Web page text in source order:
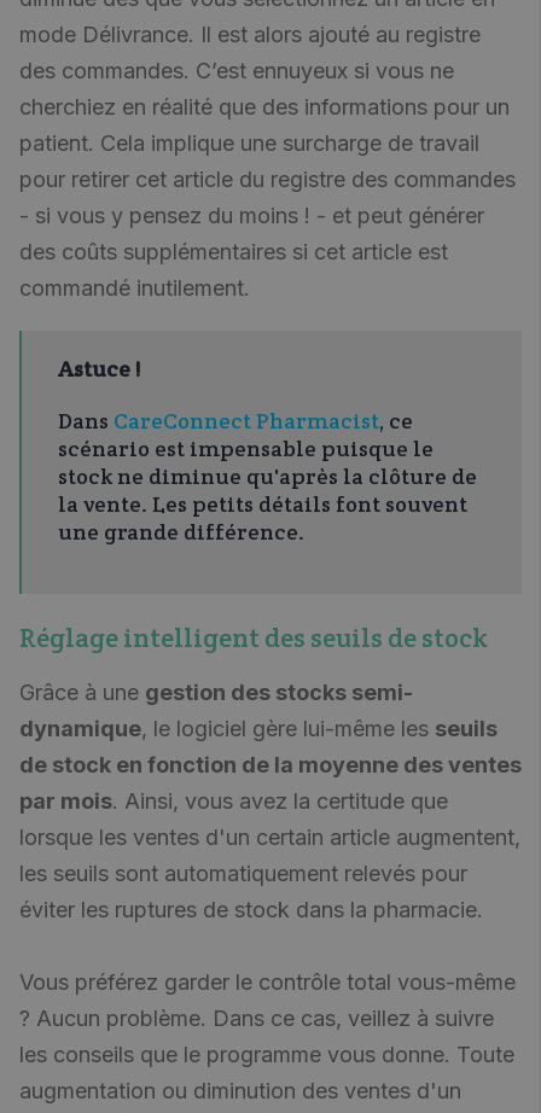
mode Délivrance. Il est alors ajouté au registre
des commandes. C’est ennuyeux si vous ne
cherchiez en réalité que des informations pour un
patient. Cela implique une surcharge de travail
pour retirer cet article du registre des commandes
- si vous y pensez du moins ! - et peut générer
des coûts supplémentaires si cet article est
commandé inutilement.
Astuce !
Dans CareConnect Pharmacist, ce
scénario est impensable puisque le
stock ne diminue qu'après la clôture de
la vente. Les petits détails font souvent
une grande différence.
Réglage intelligent des seuils de stock
Grâce à une gestion des stocks semi-
dynamique, le logiciel gère lui-même les seuils
de stock en fonction de la moyenne des ventes
par mois. Ainsi, vous avez la certitude que
lorsque les ventes d'un certain article augmentent,
les seuils sont automatiquement relevés pour
éviter les ruptures de stock dans la pharmacie.
Vous préférez garder le contrôle total vous-même
? Aucun problème. Dans ce cas, veillez à suivre
les conseils que le programme vous donne. Toute
augmentation ou diminution des ventes d'un